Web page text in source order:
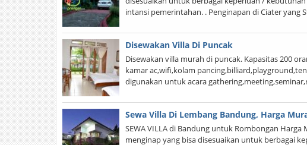
intansi pemerintahan. . Penginapan di Ciater yang
Disewakan Villa Di Puncak
Disewakan villa murah di puncak. Kapasitas 200
kamar ac,wifi,kolam
digunakan untuk acara
Sewa Villa Di Lembang Bandung, Harga
SEWA VILLA di Bandung untuk Rombongan
menginap yang bisa disesuaikan untuk berbagai